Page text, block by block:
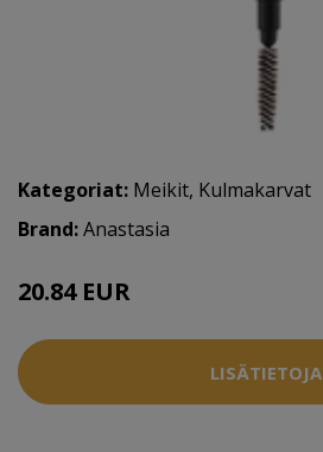
Kategoriat: Meikit, Kulmakarvat
Brand:Anastasia
20.84 EUR
LISÄTIETOJA